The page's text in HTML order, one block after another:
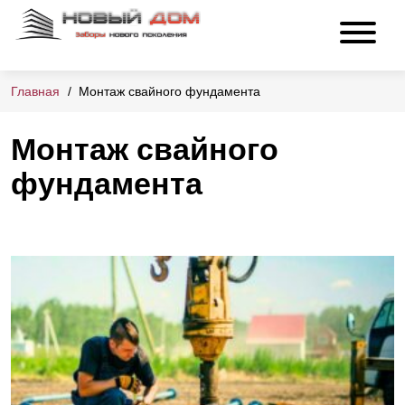
Главная Монтаж свайного фундамента
Монтаж свайного
фундамента